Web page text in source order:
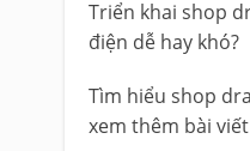
Triển khai shop
điện dễ hay khó?
Tìm hiểu shop
xem thêm bài viết